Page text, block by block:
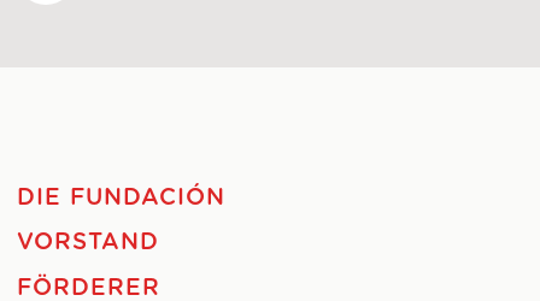
DIE FUNDACIÓN
VORSTAND
FÖRDERER